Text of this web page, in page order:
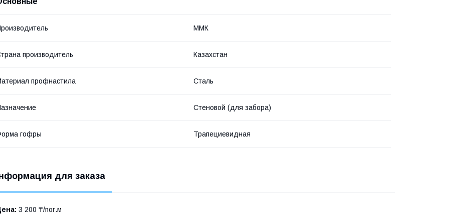
ММК
производитель Казахстан
профнастила Сталь
Стеновой (для забора)
гофры Трапециевидная
для заказа
3 200 ₸/пог.м